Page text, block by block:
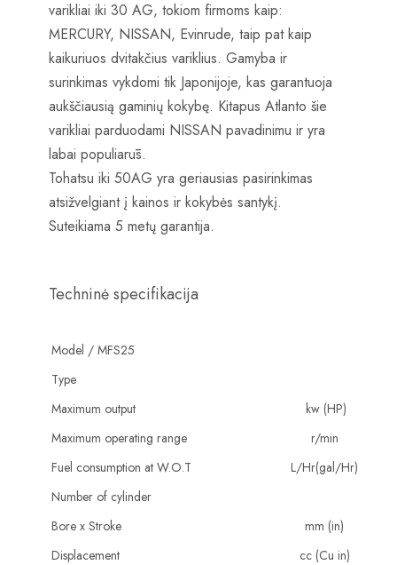
varikliai iki 30 AG, tokiom firmoms kaip:
MERCURY, NISSAN, Evinrude, taip pat kaip
kaikuriuos dvitakčius variklius. Gamyba ir
surinkimas vykdomi tik Japonijoje, kas garantuoja
aukščiausią gaminių kokybę. Kitapus Atlanto šie
varikliai parduodami NISSAN pavadinimu ir yra
labai populiarūs.
Tohatsu iki 50AG yra geriausias pasirinkimas
atsižvelgiant į kainos ir kokybės santykį.
Suteikiama 5 metų garantija.
Techninė specifikacija
Model / MFS25
Type
Maximum output
kw (HP)
Maximum operating range
r/min
Fuel consumption at W.O.T
L/Hr(gal/Hr)
Number of cylinder
Bore x Stroke
mm (in)
Displacement
cc (Cu in)